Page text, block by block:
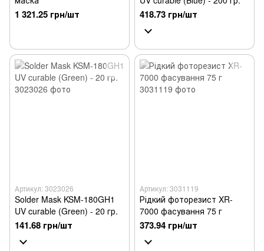
1 321.25 грн/шт 418.73 грн/шт
Артикул: 3023026
Solder Mask KSM-180GH1
UV curable (Green) - 20 гр.
141.68 грн/шт
Артикул: 3031119
Рідкий фоторезист XR-
7000 фасування 75 г
373.94 грн/шт